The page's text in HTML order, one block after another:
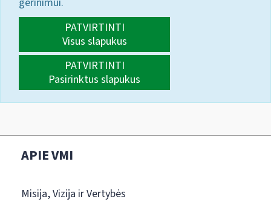
PATVIRTINTI
Visus slapukus
PATVIRTINTI
Pasirinktus slapukus
APIE VMI
Misija, Vizija ir Vertybės